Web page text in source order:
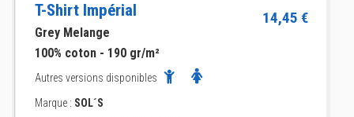
T-Shirt Impérial 14,45 €
Grey Melange
100% coton - 190 gr/m²
Autres versions disponibles
Marque : SOL´S